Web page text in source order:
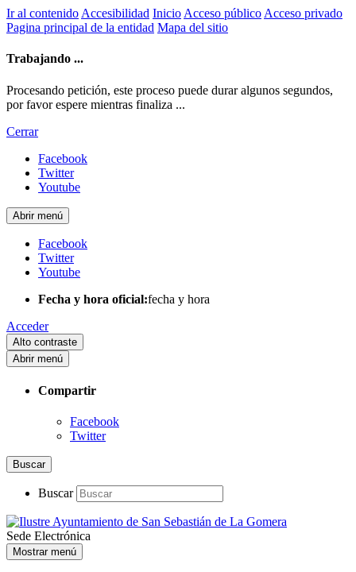
Ir al contenido Accesibilidad Inicio Acceso público Acceso privado
Pagina principal de la entidad Mapa del sitio
Trabajando ...
Procesando petición, este proceso puede durar algunos segundos,
por favor espere mientras finaliza ...
Cerrar
Facebook
Twitter
Youtube
Abrir menú
Facebook
Twitter
Youtube
Fecha y hora oficial:fecha y hora
Acceder
Alto contraste
Abrir menú
Compartir
Facebook
Twitter
Buscar
Buscar
Sede Electrónica
Mostrar menú